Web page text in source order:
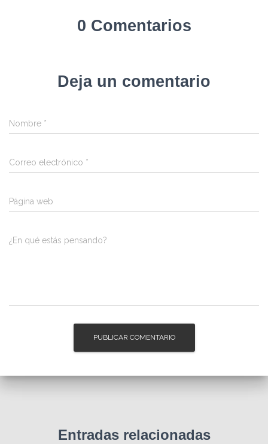
0 Comentarios
Deja un comentario
Nombre *
Correo electrónico *
Página web
¿En qué estás pensando?
Entradas relacionadas